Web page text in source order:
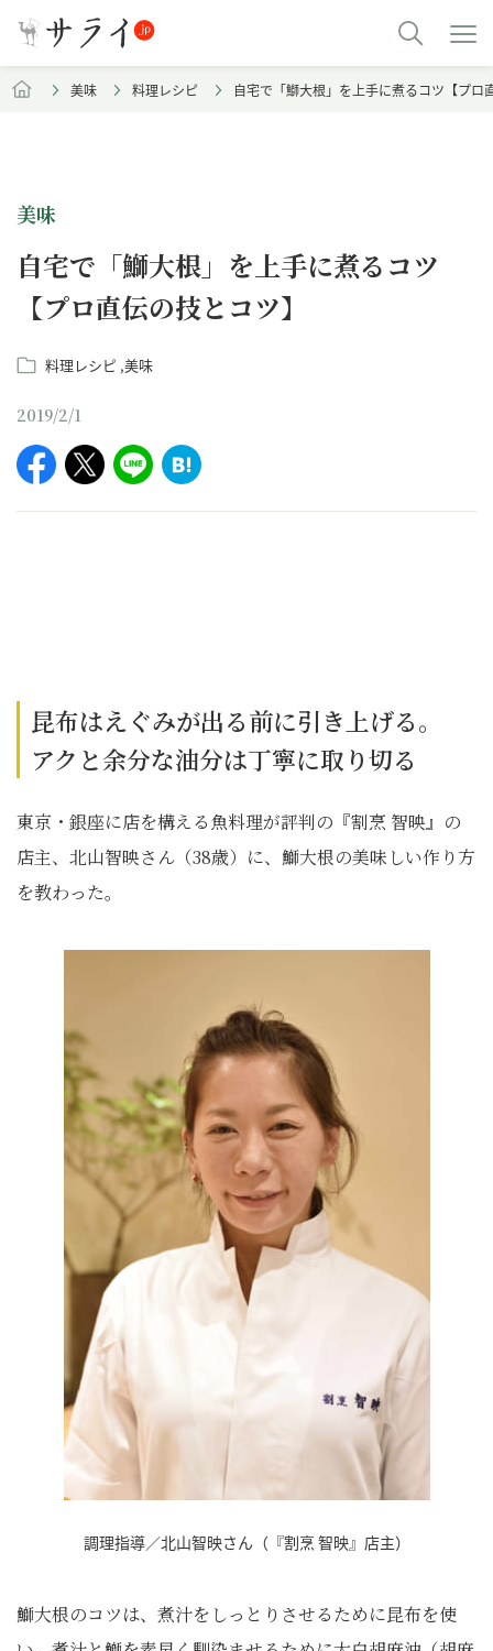
美味 料理レシピ 自宅で「鰤大根」を上手に煮るコツ【プロ
美味
自宅で「鰤大根」を上手に煮るコツ
【プロ直伝の技とコツ】
料理レシピ 美味
2019/2/1
昆布はえぐみが出る前に引き上げる。
アクと余分な油分は丁寧に取り切る
東京・銀座に店を構える魚料理が評判の『割烹 智映』の
店主、北山智映さん（38歳）に、鰤大根の美味しい作り方
を教わった。
調理指導／北山智映さん（『割烹 智映』店主）
鰤大根のコツは、煮汁をしっとりさせるために昆布を使